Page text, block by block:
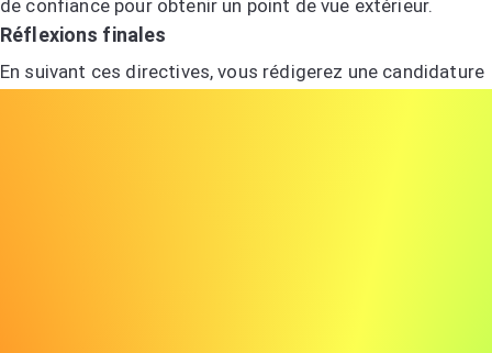
de confiance pour obtenir un point de vue extérieur.
Réflexions finales
En suivant ces directives, vous rédigerez une candidature